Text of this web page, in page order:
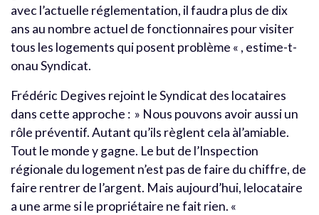
avec l’actuelle réglementation, il faudra plus de dix
ans au nombre actuel de fonctionnaires pour visiter
tous les logements qui posent problème « , estime-t-
onau Syndicat.
Frédéric Degives rejoint le Syndicat des locataires
dans cette approche : » Nous pouvons avoir aussi un
rôle préventif. Autant qu’ils règlent cela àl’amiable.
Tout le monde y gagne. Le but de l’Inspection
régionale du logement n’est pas de faire du chiffre, de
faire rentrer de l’argent. Mais aujourd’hui, lelocataire
a une arme si le propriétaire ne fait rien. «